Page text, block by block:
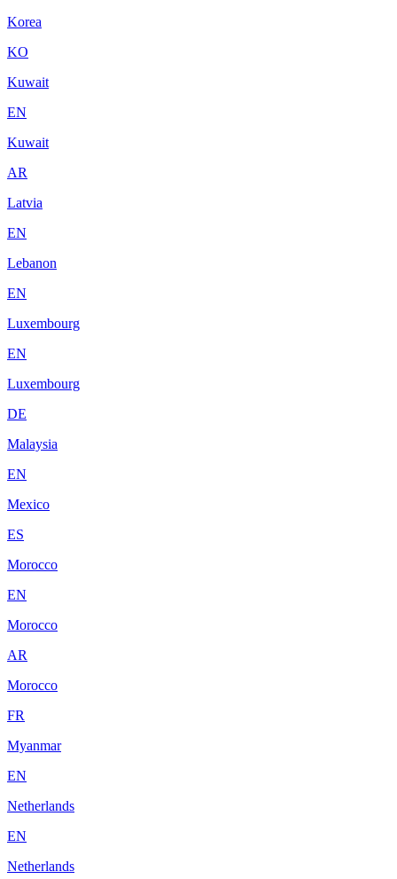
Korea
KO
Kuwait
EN
Kuwait
AR
Latvia
EN
Lebanon
EN
Luxembourg
EN
Luxembourg
DE
Malaysia
EN
Mexico
ES
Morocco
EN
Morocco
AR
Morocco
FR
Myanmar
EN
Netherlands
EN
Netherlands